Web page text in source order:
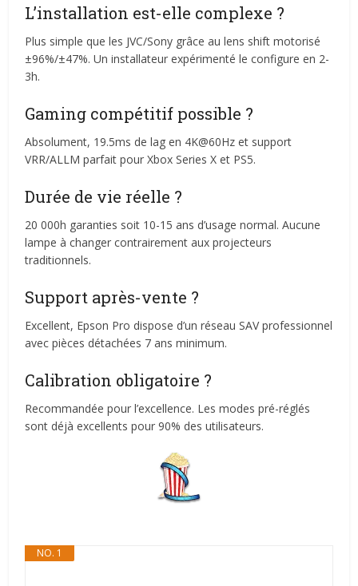
L’installation est-elle complexe ?
Plus simple que les JVC/Sony grâce au lens shift motorisé
±96%/±47%. Un installateur expérimenté le configure en 2-
3h.
Gaming compétitif possible ?
Absolument, 19.5ms de lag en 4K@60Hz et support
VRR/ALLM parfait pour Xbox Series X et PS5.
Durée de vie réelle ?
20 000h garanties soit 10-15 ans d’usage normal. Aucune
lampe à changer contrairement aux projecteurs
traditionnels.
Support après-vente ?
Excellent, Epson Pro dispose d’un réseau SAV professionnel
avec pièces détachées 7 ans minimum.
Calibration obligatoire ?
Recommandée pour l’excellence. Les modes pré-réglés
sont déjà excellents pour 90% des utilisateurs.
NO. 1